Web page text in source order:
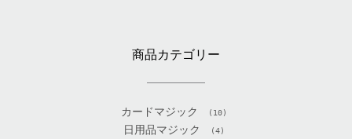
商品カテゴリー
カードマジック (10)
日用品マジック (4)